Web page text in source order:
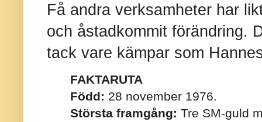
Få andra verksamheter har
och åstadkommit förändring.
tack vare kämpar som
FAKTARUTA
Född: 28 november 1976.
Största framgång: Tre SM-guld